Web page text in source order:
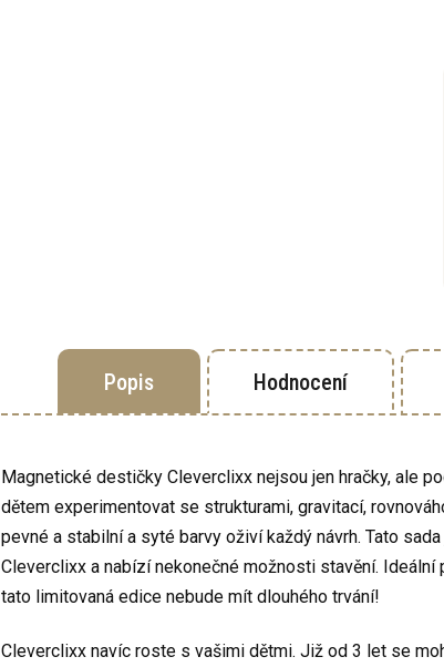
Popis Hodnocení
Magnetické destičky Cleverclixx nejsou jen hračky, ale
dětem experimentovat se strukturami, gravitací,
pevné a stabilní a syté barvy oživí každý návrh. Tato
Cleverclixx a nabízí nekonečné možnosti stavění.
tato limitovaná edice nebude mít dlouhého trvání!
Cleverclixx navíc roste s vašimi dětmi. Již od 3 let se